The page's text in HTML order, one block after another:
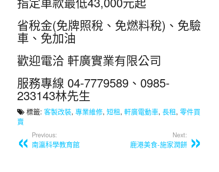
省稅金(免牌照稅、免燃料稅)、免驗
車、免加油
歡迎電洽 軒廣實業有限公司
服務專線 04-7779589、0985-
233143林先生
標籤: 客製改裝, 專業維修, 短租, 軒廣電動車, 長租, 零件買
賣
Previous:
南瀛科學教育館
Next:
鹿港美食-施家潤餅